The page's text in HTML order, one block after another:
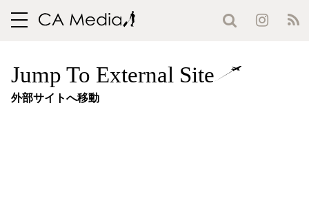
toggle
Jump To External Site
外部サイトへ移動